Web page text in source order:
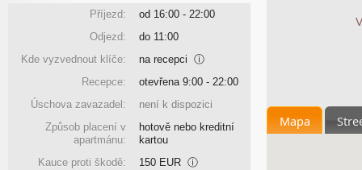
Mapa
Příjezd:
od 16:00 - 22:00
Odjezd:
do 11:00
Kde vyzvednout klíče:
na recepci ⓘ
Recepce:
otevřena 9:00 - 22:00
Úschova zavazadel:
není k dispozici
Způsob placení v
apartmánu:
hotově nebo kreditní
kartou
Kauce proti škodě:
150 EUR ⓘ